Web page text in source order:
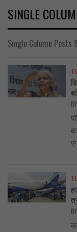
SINGLE
Single Column Posts
BY
BY